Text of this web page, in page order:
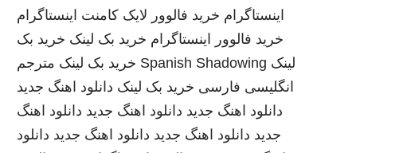
اینستاگرام خرید فالوور لایک کامنت اینستاگرام
خرید فالوور اینستاگرام خرید بک لینک خرید بک
لینک Spanish Shadowing خرید بک لینک مترجم
انگلیسی فارسی خرید بک لینک دانلود اهنگ جدید
دانلود اهنگ جدید دانلود اهنگ جدید دانلود اهنگ
جدید دانلود اهنگ جدید دانلود اهنگ جدید دانلود